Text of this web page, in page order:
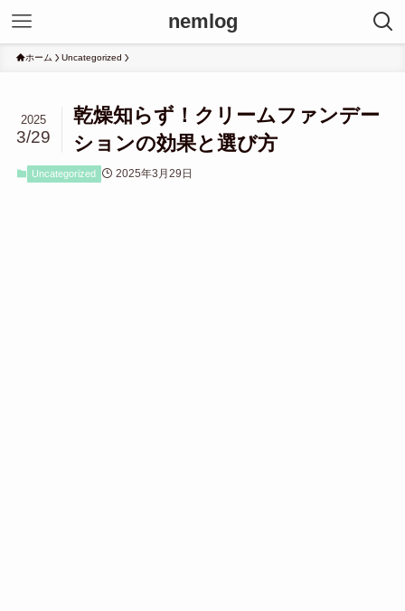
nemlog
ホーム Uncategorized
乾燥知らず！クリームファンデー
ションの効果と選び方
2025
3/29
Uncategorized 2025年3月29日